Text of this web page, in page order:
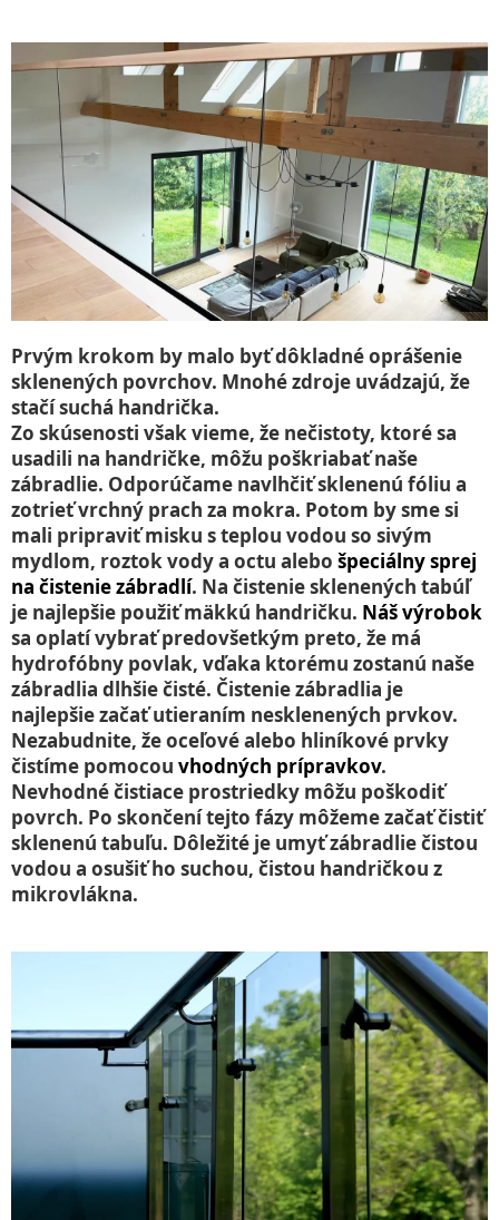
Prvým krokom by malo byť dôkladné oprášenie
sklenených povrchov. Mnohé zdroje uvádzajú, že
stačí suchá handrička.
Zo skúsenosti však vieme, že nečistoty, ktoré sa
usadili na handričke, môžu poškriabať naše
zábradlie. Odporúčame navlhčiť sklenenú fóliu a
zotrieť vrchný prach za mokra. Potom by sme si
mali pripraviť misku s teplou vodou so sivým
mydlom, roztok vody a octu alebo špeciálny sprej
na čistenie zábradlí. Na čistenie sklenených tabúľ
je najlepšie použiť mäkkú handričku. Náš výrobok
sa oplatí vybrať predovšetkým preto, že má
hydrofóbny povlak, vďaka ktorému zostanú naše
zábradlia dlhšie čisté. Čistenie zábradlia je
najlepšie začať utieraním nesklenených prvkov.
Nezabudnite, že oceľové alebo hliníkové prvky
čistíme pomocou vhodných prípravkov.
Nevhodné čistiace prostriedky môžu poškodiť
povrch. Po skončení tejto fázy môžeme začať čistiť
sklenenú tabuľu. Dôležité je umyť zábradlie čistou
vodou a osušiť ho suchou, čistou handričkou z
mikrovlákna.